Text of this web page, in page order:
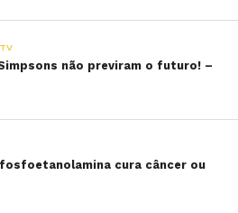
não previram o futuro! –
cura câncer ou